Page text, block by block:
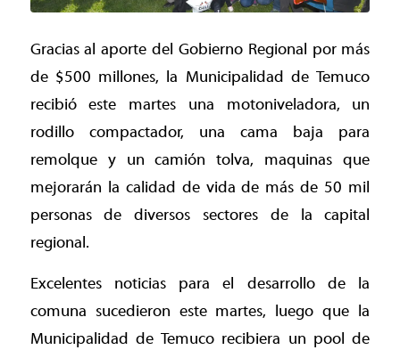
Gracias al aporte del Gobierno Regional por más
de $500 millones, la Municipalidad de Temuco
recibió este martes una motoniveladora, un
rodillo compactador, una cama baja para
remolque y un camión tolva, maquinas que
mejorarán la calidad de vida de más de 50 mil
personas de diversos sectores de la capital
regional.
Excelentes noticias para el desarrollo de la
comuna sucedieron este martes, luego que la
Municipalidad de Temuco recibiera un pool de